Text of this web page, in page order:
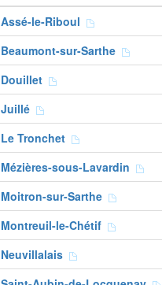
Assé-le-Riboul
Beaumont-sur-Sarthe
Douillet
Juillé
Le Tronchet
Mézières-sous-Lavardin
Moitron-sur-Sarthe
Montreuil-le-Chétif
Neuvillalais